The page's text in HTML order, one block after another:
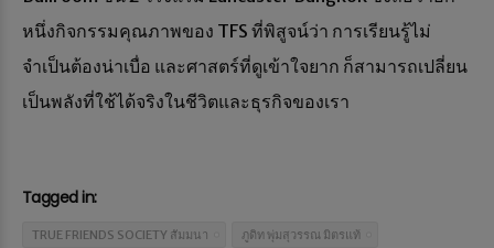
หนึ่งกิจกรรมคุณภาพของ TFS ที่พิสูจน์ว่า การเรียนรู้ไม่
จำเป็นต้องน่าเบื่อ และศาสตร์ที่ดูเข้าใจยาก ก็สามารถเปลี่ยน
เป็นพลังที่ใช้ได้จริงในชีวิตและธุรกิจของเรา
Tagged in:
TRUE FRIENDS SOCIETY สัมมนา ภูดิท พุ่มสุวรรณ มิตรแท้